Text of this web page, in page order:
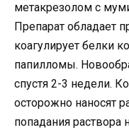
метакрезолом с
Препарат обладает
коагулирует белки
папилломы.
спустя 2-3 недели.
осторожно наносят
попадания